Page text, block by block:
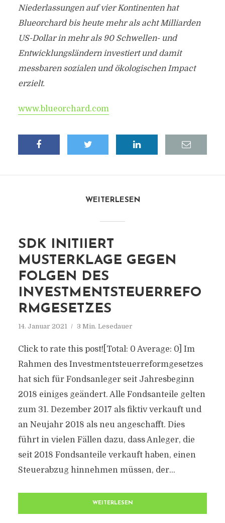
Niederlassungen auf vier Kontinenten hat
Blueorchard bis heute mehr als acht Milliarden
US-Dollar in mehr als 90 Schwellen- und
Entwicklungsländern investiert und damit
messbaren sozialen und ökologischen Impact
erzielt.
www.blueorchard.com
WEITERLESEN
SDK INITIIERT
MUSTERKLAGE GEGEN
FOLGEN DES
INVESTMENTSTEUERREFO
RMGESETZES
14. Januar 2021 3 Min. Lesedauer
Click to rate this post![Total: 0 Average: 0] Im
Rahmen des Investmentsteuerreformgesetzes
hat sich für Fondsanleger seit Jahresbeginn
2018 einiges geändert. Alle Fondsanteile gelten
zum 31. Dezember 2017 als fiktiv verkauft und
an Neujahr 2018 als neu angeschafft. Dies
führt in vielen Fällen dazu, dass Anleger, die
seit 2018 Fondsanteile verkauft haben, einen
Steuerabzug hinnehmen müssen, der...
WEITERLESEN